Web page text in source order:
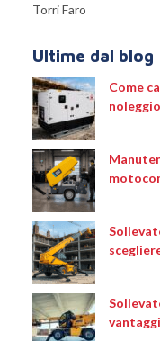
Torri Faro
Ultime dal blog
Come